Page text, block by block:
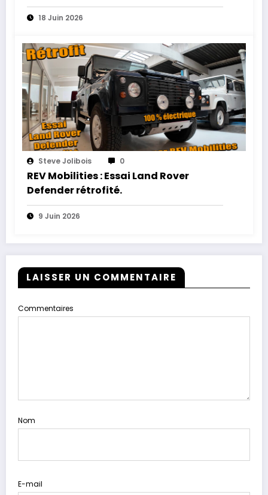
18 Juin 2026
Steve Jolibois 0
REV Mobilities : Essai Land Rover
Defender rétrofité.
9 Juin 2026
LAISSER UN COMMENTAIRE
Commentaires
Nom
E-mail